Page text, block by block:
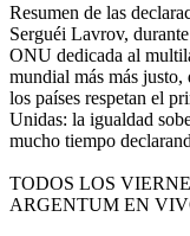
Resumen de las
Serguéi Lavrov,
ONU dedicada al
mundial más más
los países respetan el
Unidas: la igualdad
mucho tiempo
TODOS LOS
ARGENTUM EN